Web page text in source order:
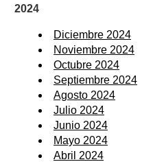
2024
Diciembre 2024
Noviembre 2024
Octubre 2024
Septiembre 2024
Agosto 2024
Julio 2024
Junio 2024
Mayo 2024
Abril 2024